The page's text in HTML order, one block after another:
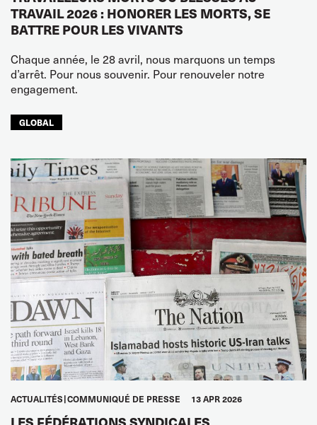
TRAVAIL 2026 : HONORER LES MORTS, SE
BATTRE POUR LES VIVANTS
Chaque année, le 28 avril, nous marquons un temps
d’arrêt. Pour nous souvenir. Pour renouveler notre
engagement.
GLOBAL
ACTUALITÉS COMMUNIQUÉ DE PRESSE 13 APR 2026
LES FÉDÉRATIONS SYNDICALES